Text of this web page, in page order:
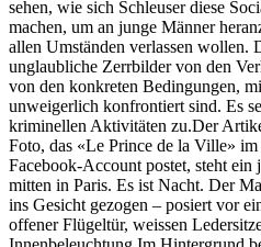
sehen, wie sich Schleuser diese
machen, um an junge Männer
allen Umständen verlassen wollen.
unglaubliche Zerrbilder von den
von den konkreten Bedingungen,
unweigerlich konfrontiert sind. Es
kriminellen Aktivitäten zu.Der
Foto, das «Le Prince de la Ville» im
Facebook-Account postet, steht
mitten in Paris. Es ist Nacht. Der
ins Gesicht gezogen – posiert vor
offener Flügeltür, weissen